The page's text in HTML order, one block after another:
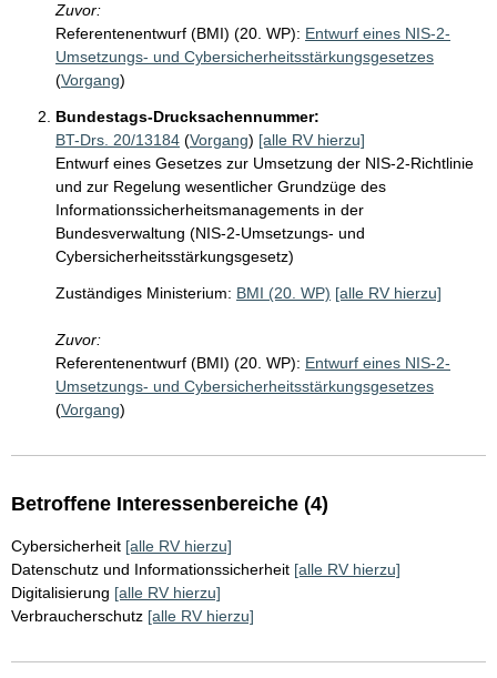
Zuvor:
Referentenentwurf (BMI) (20. WP): Entwurf eines NIS-2-
Umsetzungs- und Cybersicherheitsstärkungsgesetzes
(Vorgang)
Bundestags-Drucksachennummer:
BT-Drs. 20/13184 (Vorgang) [alle RV hierzu]
Entwurf eines Gesetzes zur Umsetzung der NIS-2-Richtlinie
und zur Regelung wesentlicher Grundzüge des
Informationssicherheitsmanagements in der
Bundesverwaltung (NIS-2-Umsetzungs- und
Cybersicherheitsstärkungsgesetz)
Zuständiges Ministerium: BMI (20. WP) [alle RV hierzu]
Zuvor:
Referentenentwurf (BMI) (20. WP): Entwurf eines NIS-2-
Umsetzungs- und Cybersicherheitsstärkungsgesetzes
(Vorgang)
Betroffene Interessenbereiche (4)
Cybersicherheit [alle RV hierzu]
Datenschutz und Informationssicherheit [alle RV hierzu]
Digitalisierung [alle RV hierzu]
Verbraucherschutz [alle RV hierzu]